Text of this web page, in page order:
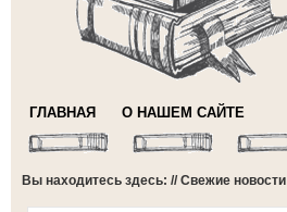
ГЛАВНАЯ О НАШЕМ САЙТЕ
Вы находитесь здесь: //Свежие новости